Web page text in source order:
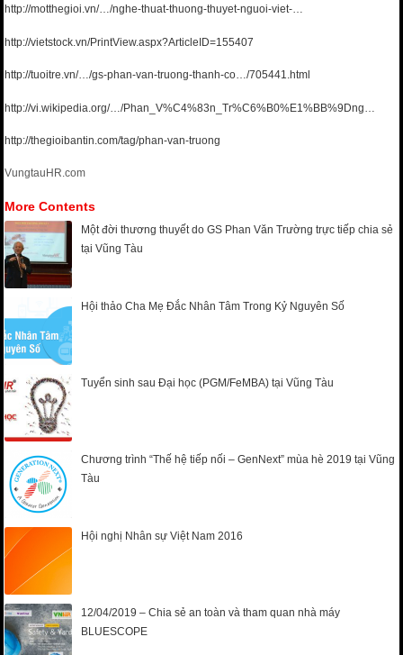
http://motthegioi.vn/…/nghe-thuat-thuong-thuyet-nguoi-viet-…
http://vietstock.vn/PrintView.aspx?ArticleID=155407
http://tuoitre.vn/…/gs-phan-van-truong-thanh-co…/705441.html
http://vi.wikipedia.org/…/Phan_V%C4%83n_Tr%C6%B0%E1%BB%9Dng…
http://thegioibantin.com/tag/phan-van-truong
VungtauHR.com
More Contents
Một đời thương thuyết do GS Phan Văn Trường trực tiếp chia sẻ
tại Vũng Tàu
Hội thảo Cha Mẹ Đắc Nhân Tâm Trong Kỷ Nguyên Số
Tuyển sinh sau Đại học (PGM/FeMBA) tại Vũng Tàu
Chương trình “Thế hệ tiếp nối – GenNext” mùa hè 2019 tại Vũng
Tàu
Hội nghị Nhân sự Việt Nam 2016
12/04/2019 – Chia sẻ an toàn và tham quan nhà máy
BLUESCOPE